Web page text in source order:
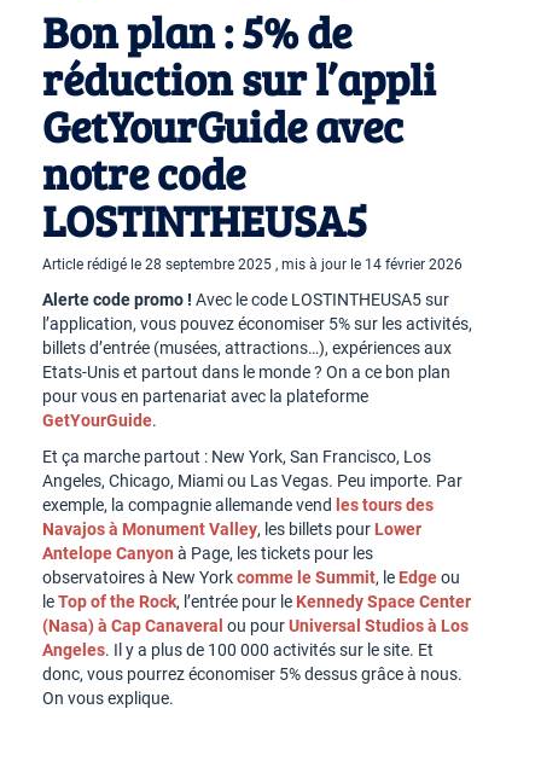
Bon plan : 5% de
réduction sur l’appli
GetYourGuide avec
notre code
LOSTINTHEUSA5
Article rédigé le 28 septembre 2025 , mis à jour le 14 février 2026
Alerte code promo ! Avec le code LOSTINTHEUSA5 sur
l’application, vous pouvez économiser 5% sur les activités,
billets d’entrée (musées, attractions…), expériences aux
Etats-Unis et partout dans le monde ? On a ce bon plan
pour vous en partenariat avec la plateforme
GetYourGuide.
Et ça marche partout : New York, San Francisco, Los
Angeles, Chicago, Miami ou Las Vegas. Peu importe. Par
exemple, la compagnie allemande vend les tours des
Navajos à Monument Valley, les billets pour Lower
Antelope Canyon à Page, les tickets pour les
observatoires à New Yorkcomme le Summit, le Edgeou
leTop of the Rock, l’entrée pour le Kennedy Space Center
(Nasa) à Cap Canaveral ou pourUniversal Studios à Los
Angeles. Il y a plus de 100 000 activités sur le site. Et
donc, vous pourrez économiser 5% dessus grâce à nous.
On vous explique.